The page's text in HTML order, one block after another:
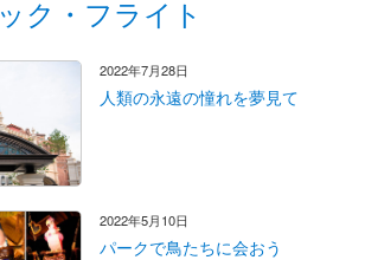
ック・フライト
2022年7月28日
人類の永遠の憧れを夢見て
2022年5月10日
パークで鳥たちに会おう